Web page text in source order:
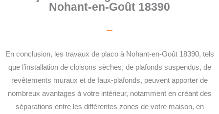
Nohant-en-Goût 18390
En conclusion, les travaux de placo à Nohant-en-Goût 18390, tels
que l’installation de cloisons sèches, de plafonds suspendus, de
revêtements muraux et de faux-plafonds, peuvent apporter de
nombreux avantages à votre intérieur, notamment en créant des
séparations entre les différentes zones de votre maison, en